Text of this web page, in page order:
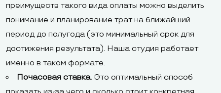
преимуществ такого вида оплаты можно выделить
понимание и планирование трат на ближайший
период до полугода (это минимальный срок для
достижения результата). Наша студия работает
именно в таком формате.
Почасовая ставка. Это оптимальный способ